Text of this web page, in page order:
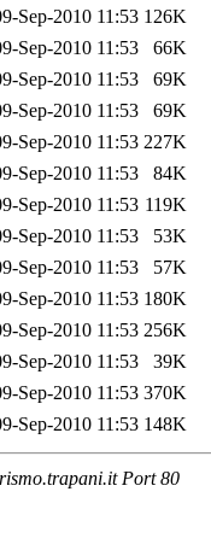
Sep-2010 11:53 126K
Sep-2010 11:53
66K
Sep-2010 11:53
69K
Sep-2010 11:53
69K
Sep-2010 11:53 227K
Sep-2010 11:53
84K
Sep-2010 11:53 119K
Sep-2010 11:53
53K
Sep-2010 11:53
57K
Sep-2010 11:53 180K
Sep-2010 11:53 256K
Sep-2010 11:53
39K
Sep-2010 11:53 370K
Sep-2010 11:53 148K
Port 80